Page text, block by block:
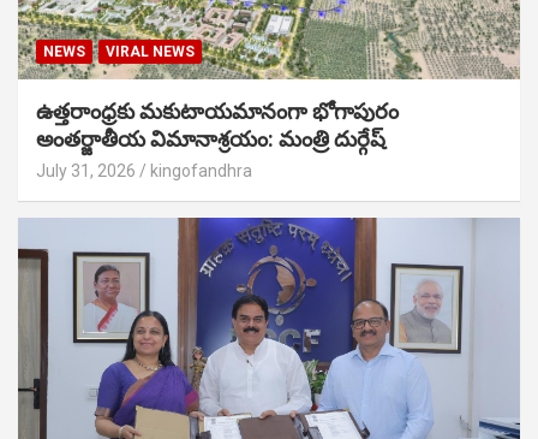
NEWS VIRAL NEWS
ఉత్తరాంధ్రకు మకుటాయమానంగా భోగాపురం
అంతర్జాతీయ విమానాశ్రయం: మంత్రి దుర్గేష్
July 31, 2026 kingofandhra